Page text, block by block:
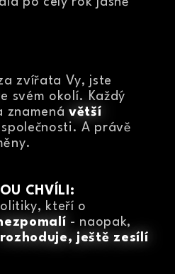
zvířata Vy, jste
svém okolí. Každý
znamenávětší
A právě
CHVÍLI:
kteří o
- naopak,
rozhoduje, ještě zesílí